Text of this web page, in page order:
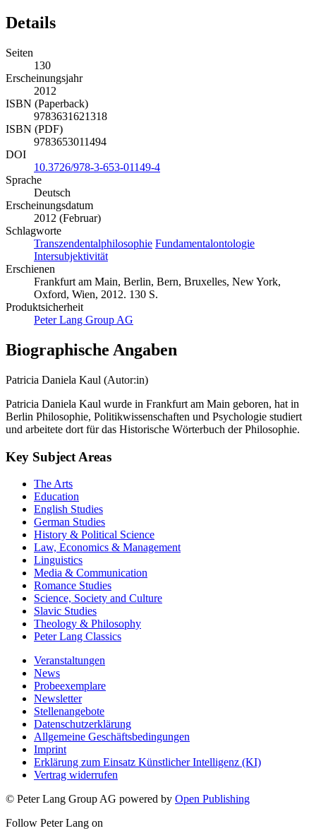
Details
Seiten
130
Erscheinungsjahr
2012
ISBN (Paperback)
9783631621318
ISBN (PDF)
9783653011494
DOI
10.3726/978-3-653-01149-4
Sprache
Deutsch
Erscheinungsdatum
2012 (Februar)
Schlagworte
Transzendentalphilosophie Fundamentalontologie
Intersubjektivität
Erschienen
Frankfurt am Main, Berlin, Bern, Bruxelles, New York,
Oxford, Wien, 2012. 130 S.
Produktsicherheit
Peter Lang Group AG
Biographische Angaben
Patricia Daniela Kaul (Autor:in)
Patricia Daniela Kaul wurde in Frankfurt am Main geboren, hat in
Berlin Philosophie, Politikwissenschaften und Psychologie studiert
und arbeitete dort für das Historische Wörterbuch der Philosophie.
Key Subject Areas
The Arts
Education
English Studies
German Studies
History & Political Science
Law, Economics & Management
Linguistics
Media & Communication
Romance Studies
Science, Society and Culture
Slavic Studies
Theology & Philosophy
Peter Lang Classics
Veranstaltungen
News
Probeexemplare
Newsletter
Stellenangebote
Datenschutzerklärung
Allgemeine Geschäftsbedingungen
Imprint
Erklärung zum Einsatz Künstlicher Intelligenz (KI)
Vertrag widerrufen
© Peter Lang Group AG powered by Open Publishing
Follow Peter Lang on